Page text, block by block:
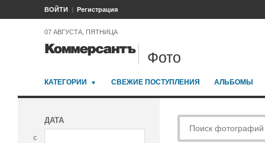
ВОЙТИ Регистрация
07 АВГУСТА, ПЯТНИЦА
Фото
КАТЕГОРИИ СВЕЖИЕ ПОСТУПЛЕНИЯ АЛЬБОМЫ
ДАТА
с